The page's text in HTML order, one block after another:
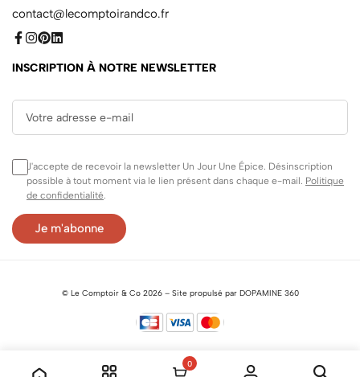
contact@lecomptoirandco.fr
INSCRIPTION À NOTRE NEWSLETTER
J'accepte de recevoir la newsletter Un Jour Une Épice. Désinscription
possible à tout moment via le lien présent dans chaque e-mail. Politique
de confidentialité.
© Le Comptoir & Co2026 – Site propulsé par DOPAMINE 360
0